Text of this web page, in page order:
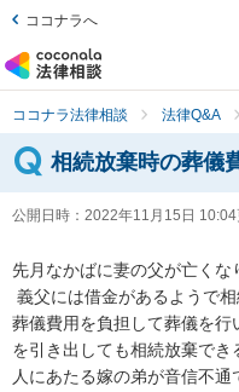
ココナラへ
ココナラ法律相談 法律Q&A
相続放棄時の葬儀
公開日時： 2022年11月15日 10:04
先月なかばに妻の父が亡くな
葬儀費用を負担して葬儀を行
を引き出しても相続放棄で
人にあたる嫁の弟が音信不